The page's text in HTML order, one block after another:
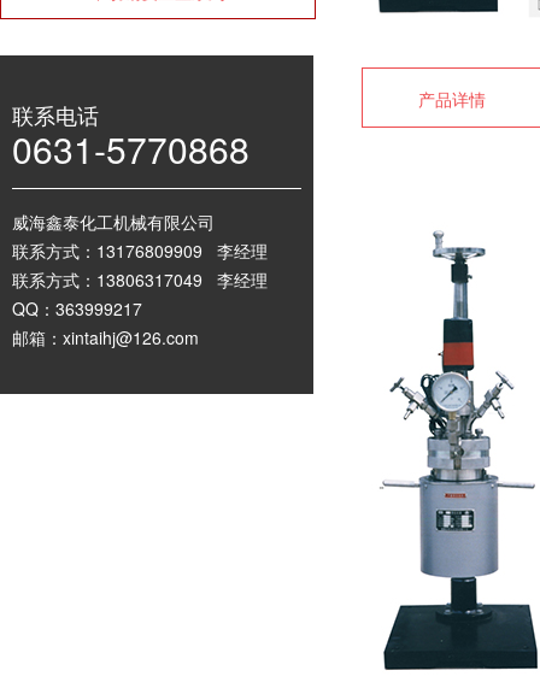
联系电话
0631-5770868
威海鑫泰化工机械有限公司
联系方式：13176809909 李经理
联系方式：13806317049 李经理
QQ：363999217
邮箱：xintaihj@126.com
产品详情